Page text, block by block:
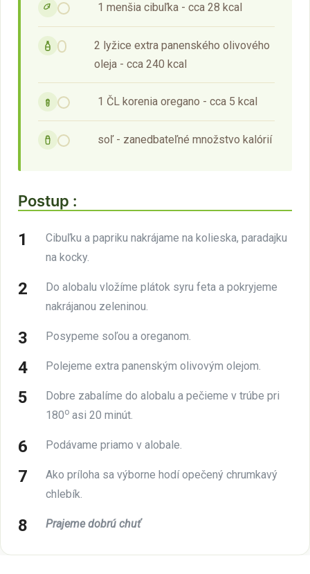
1 menšia cibuľka - cca 28 kcal
2 lyžice extra panenského olivového
oleja - cca 240 kcal
1 ČL korenia oregano - cca 5 kcal
soľ - zanedbateľné množstvo kalórií
Postup :
Cibuľku a papriku nakrájame na kolieska, paradajku
na kocky.
Do alobalu vložíme plátok syru feta a pokryjeme
nakrájanou zeleninou.
Posypeme soľou a oreganom.
Polejeme extra panenským olivovým olejom.
Dobre zabalíme do alobalu a pečieme v trúbe pri
180o asi 20 minút.
Podávame priamo v alobale.
Ako príloha sa výborne hodí opečený chrumkavý
chlebík.
Prajeme dobrú chuť